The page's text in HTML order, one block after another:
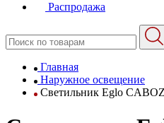
Распродажа
Главная
Наружное освещение
Светильник Eglo